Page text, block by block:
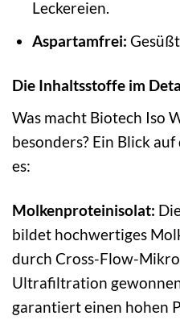
Leckereien.
Aspartamfrei:
Die Inhaltsstoffe im
Was macht Biotech Iso
besonders? Ein Blick
es:
Molkenproteinisolat:
bildet hochwertiges
durch Cross-Flow-
Ultrafiltration
garantiert einen hohen